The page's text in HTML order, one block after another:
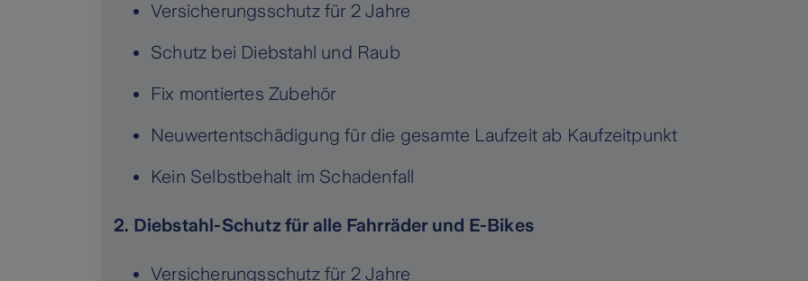
Versicherungsschutz für 2 Jahre
Schutz bei Diebstahl und Raub
Fix montiertes Zubehör
Neuwertentschädigung für die gesamte Laufzeit ab Kaufzeitpunkt
Kein Selbstbehalt im Schadenfall
2. Diebstahl-Schutz für alle Fahrräder und E-Bikes
Versicherungsschutz für 2 Jahre